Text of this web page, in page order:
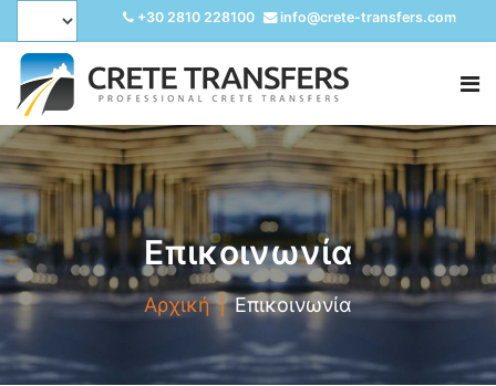
+30 2810 228100 info@crete-transfers.com
Επικοινωνία
Αρχική Επικοινωνία